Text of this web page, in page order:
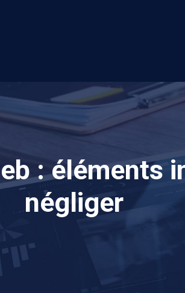
: éléments
négliger